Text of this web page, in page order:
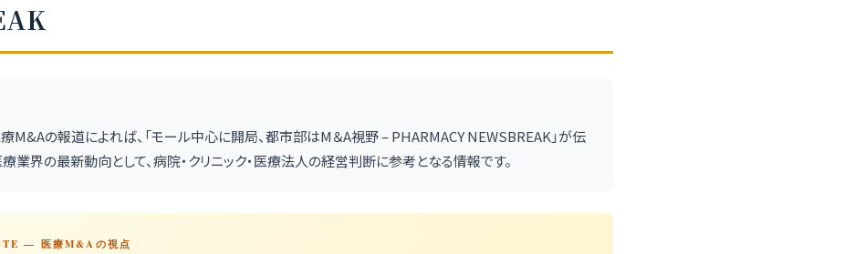
M&Aの報道によれば、「モール中心に開局、都市部はM＆A視野 – PHARMACY NEWSBREAK」が伝
療業界の最新動向として、病院・クリニック・医療法人の経営判断に参考となる情報です。
— 医療M&Aの視点